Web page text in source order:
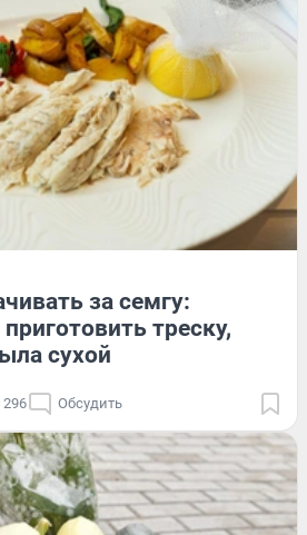
за семгу:
треску,
сухой
296 Обсудить